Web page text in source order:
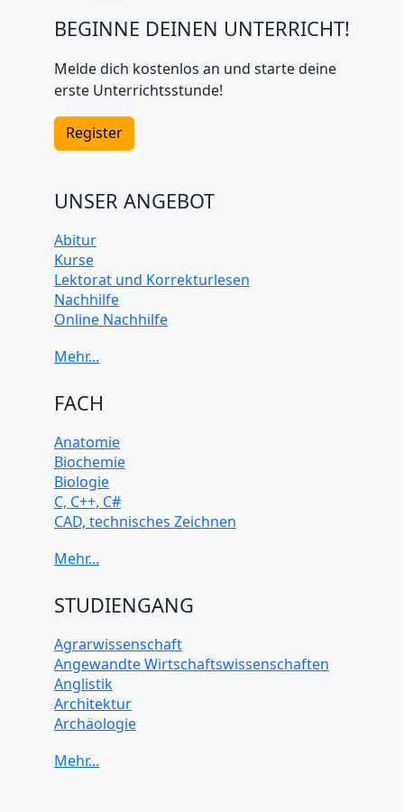
BEGINNE DEINEN UNTERRICHT!
Melde dich kostenlos an und starte deine
erste Unterrichtsstunde!
Register
UNSER ANGEBOT
Abitur
Kurse
Lektorat und Korrekturlesen
Nachhilfe
Online Nachhilfe
FACH
Anatomie
Biochemie
Biologie
C, C++, C#
CAD, technisches Zeichnen
Computerarchitektur
Elektrotechnik
Java
JavaScript
Künstliche Intelligenz
Latein
Makroökonomie
Mechanik
STUDIENGANG
Agrarwissenschaft
Angewandte Wirtschaftswissenschaften
Anglistik
Architektur
Archäologie
Biochemie Wissenschaften